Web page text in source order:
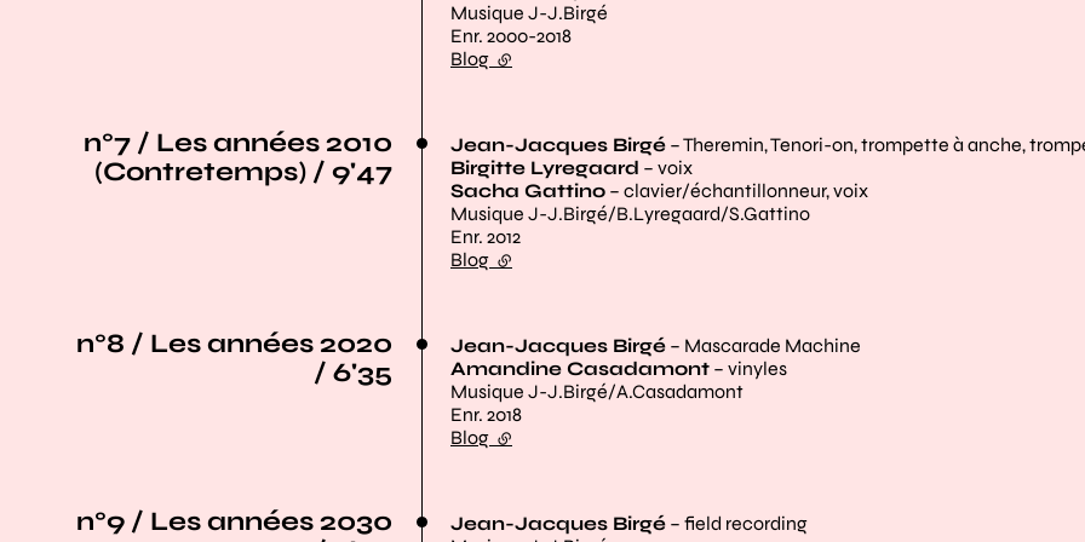
Musique J-J.Birgé
Enr. 2000-2018
Blog (lien externe)
n°7 / Les années 2010
(Contretemps) / 9'47
Jean-Jacques Birgé – Theremin, Tenori-on, trompette à anche,
Birgitte Lyregaard – voix
Sacha Gattino – clavier/échantillonneur, voix
Musique J-J.Birgé/B.Lyregaard/S.Gattino
Enr. 2012
Blog (lien externe)
n°8 / Les années 2020
/ 6'35
Jean-Jacques Birgé – Mascarade Machine
Amandine Casadamont – vinyles
Musique J-J.Birgé/A.Casadamont
Enr. 2018
Blog (lien externe)
n°9 / Les années 2030
Jean-Jacques Birgé – field recording